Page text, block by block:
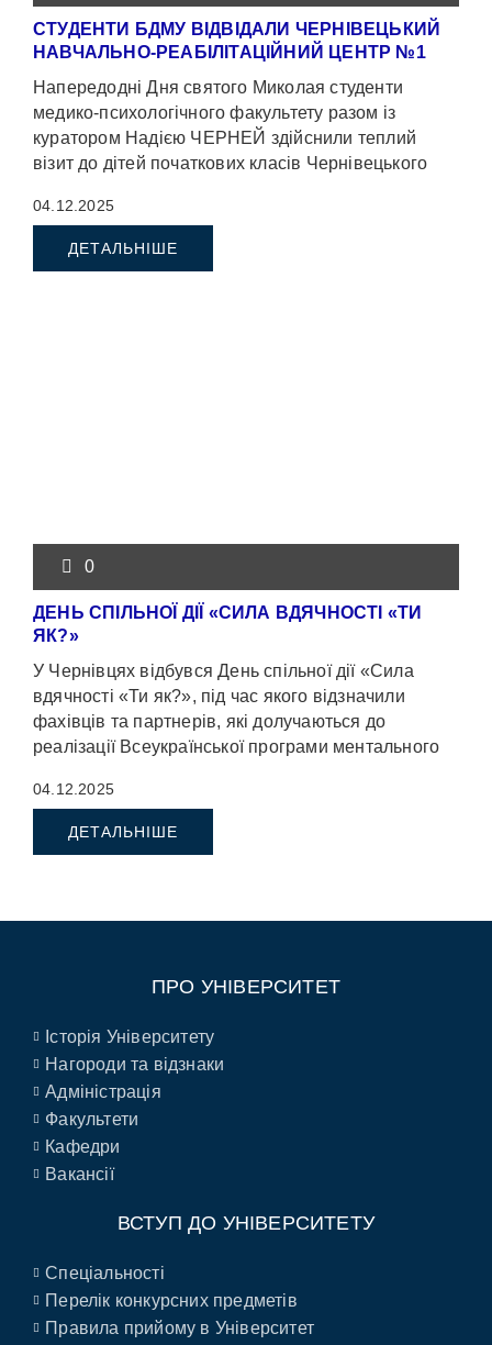
СТУДЕНТИ БДМУ ВІДВІДАЛИ ЧЕРНІВЕЦЬКИЙ
НАВЧАЛЬНО-РЕАБІЛІТАЦІЙНИЙ ЦЕНТР №1
Напередодні Дня святого Миколая студенти
медико-психологічного факультету разом із
куратором Надією ЧЕРНЕЙ здійснили теплий
візит до дітей початкових класів Чернівецького
Аксенина, […]
04.12.2025
ДЕТАЛЬНІШЕ
0
ДЕНЬ СПІЛЬНОЇ ДІЇ «СИЛА ВДЯЧНОСТІ «ТИ
ЯК?»
У Чернівцях відбувся День спільної дії «Сила
вдячності «Ти як?», під час якого відзначили
фахівців та партнерів, які долучаються до
реалізації Всеукраїнської програми ментального
04.12.2025
ДЕТАЛЬНІШЕ
ПРО УНІВЕРСИТЕТ
Історія Університету
Нагороди та відзнаки
Адміністрація
Факультети
Кафедри
Вакансії
ВСТУП ДО УНІВЕРСИТЕТУ
Спеціальності
Перелік конкурсних предметів
Правила прийому в Університет